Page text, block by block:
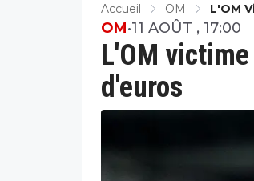
Accueil OM L'OM
L'OM
d'euros
OM•11 AOÛT , 17:00